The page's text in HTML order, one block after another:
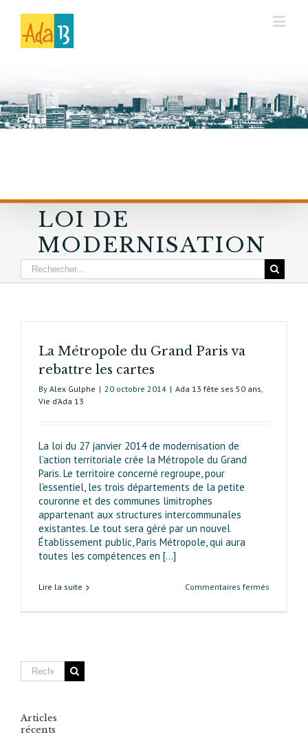
LOI DE
MODERNISATION
La Métropole du Grand Paris va
rebattre les cartes
By Alex Gulphe | 20 octobre 2014 | Ada 13 fête ses 50 ans,
Vie d’Ada 13
La loi du 27 janvier 2014 de modernisation de
l’action territoriale crée la Métropole du Grand
Paris. Le territoire concerné regroupe, pour
l’essentiel, les trois départements de la petite
couronne et des communes limitrophes
appartenant aux structu­res intercommunales
existantes. Le tout sera géré par un nouvel
Établissement public, Paris Métropole, qui aura
toutes les compétences en [...]
Lire la suite Commentaires fermés
Articles
récents